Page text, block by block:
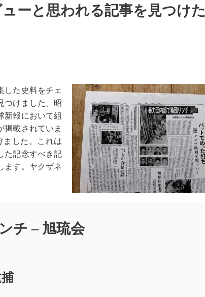
ーと思われる記事を見つけた
した史料をチェ
つけました。昭
新報において組
掲載されていま
ました。これは
た記念すべき記
ます。ヤクザネ
チ – 旭琉会